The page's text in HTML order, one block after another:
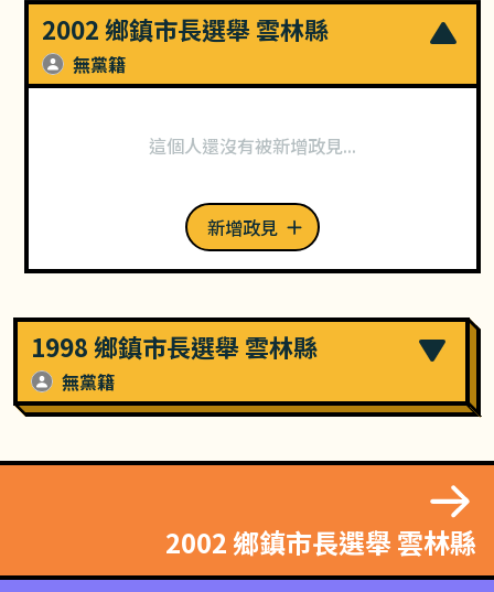
2002 鄉鎮市長選舉 雲林縣
無黨籍
這個人還沒有被新增政見...
新增政見
1998 鄉鎮市長選舉 雲林縣
無黨籍
2002 鄉鎮市長選舉 雲林縣